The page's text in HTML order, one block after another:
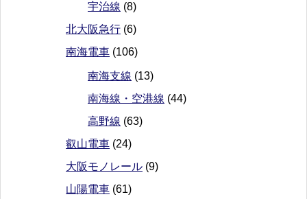
宇治線 (8)
北大阪急行 (6)
南海電車 (106)
南海支線 (13)
南海線・空港線 (44)
高野線 (63)
叡山電車 (24)
大阪モノレール (9)
山陽電車 (61)